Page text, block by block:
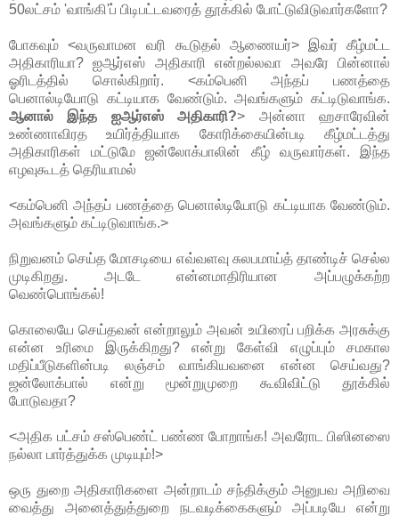
50லட்சம் 'வாங்கி'ப் பிடிபட்டவரைத் தூக்கில் போட்டுவிடுவார்களோ?
போகவும் <வருவாமன வரி கூடுதல் ஆணையர்> இவர் கீழ்மட்ட
அதிகாரியா? ஐஆர்எஸ் அதிகாரி என்றல்லவா அவரே பின்னால்
ஓரிடத்தில் சொல்கிறார். <கம்பெனி அந்தப் பணத்தை
பெனால்டியோடு கட்டியாக வேண்டும். அவங்களும் கட்டிடுவாங்க.
ஆனால் இந்த ஐஆர்எஸ் அதிகாரி?> அன்னா ஹசாரேவின்
உண்ணாவிரத உயிர்த்தியாக கோரிக்கையின்படி கீழ்மட்டத்து
அதிகாரிகள் மட்டுமே ஜன்லோக்பாலின் கீழ் வருவார்கள். இந்த
எழவுகூடத் தெரியாமல்
<கம்பெனி அந்தப் பணத்தை பெனால்டியோடு கட்டியாக வேண்டும்.
அவங்களும் கட்டிடுவாங்க.>
நிறுவனம் செய்த மோசடியை எவ்வளவு சுலபமாய்த் தாண்டிச் செல்ல
முடிகிறது. அடடே என்னமாதிரியான அப்பழுக்கற்ற
வெண்பொங்கல்!
கொலையே செய்தவன் என்றாலும் அவன் உயிரைப் பறிக்க அரசுக்கு
என்ன உரிமை இருக்கிறது? என்று கேள்வி எழுப்பும் சமகால
மதிப்பீடுகளின்படி லஞ்சம் வாங்கியவனை என்ன செய்வது?
ஜன்லோக்பால் என்று மூன்றுமுறை கூவிவிட்டு தூக்கில்
போடுவதா?
<அதிக பட்சம் சஸ்பெண்ட் பண்ண போறாங்க! அவரோட பிஸினஸை
நல்லா பார்த்துக்க முடியும்!>
ஒரு துறை அதிகாரிகளை அன்றாடம் சந்திக்கும் அனுபவ அறிவை
வைத்து அனைத்துத்துறை நடவடிக்கைகளும் அப்படியே என்று